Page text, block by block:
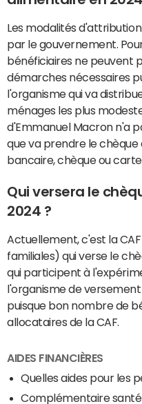
Les modalités
par le gouvernement.
bénéficiaires ne peuvent
démarches nécessaires
l'organisme qui va
ménages les plus
d'Emmanuel Macron n'a
que va prendre le
bancaire, chèque ou
Qui versera le
2024 ?
Actuellement, c'est la
familiales) qui verse le
qui participent à
l'organisme de
puisque bon nombre de
allocataires de la CAF.
AIDES FINANCIÈRES
Quelles aides pour les
Complémentaire